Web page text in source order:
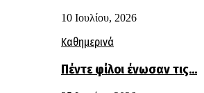
10 Ιουλίου, 2026
Καθημερινά
Πέντε φίλοι ένωσαν τις…